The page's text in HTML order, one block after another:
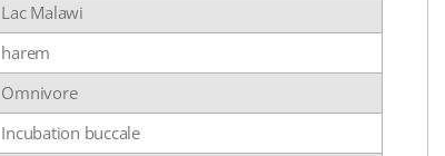
Lac Malawi
harem
Omnivore
Incubation buccale